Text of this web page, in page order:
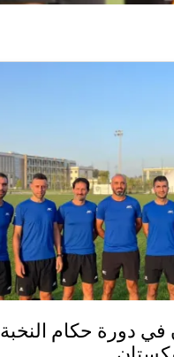
في دورة حكام النخبة